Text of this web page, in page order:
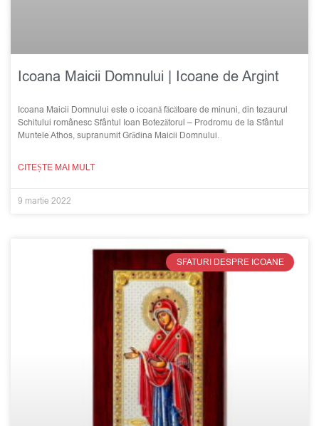
Icoana Maicii Domnului | Icoane de Argint
Icoana Maicii Domnului este o icoană făcătoare de minuni, din tezaurul
Schitului românesc Sfântul Ioan Botezătorul – Prodromu de la Sfântul
Muntele Athos, supranumit Grădina Maicii Domnului.
CITEȘTE MAI MULT
9 martie 2022
SFATURI DESPRE ICOANE